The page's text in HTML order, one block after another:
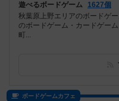
遊べるボードゲーム
1627個
秋葉原上野エリアのボードゲ
のボードゲーム・カードゲー
町...
ボードゲームカフェ